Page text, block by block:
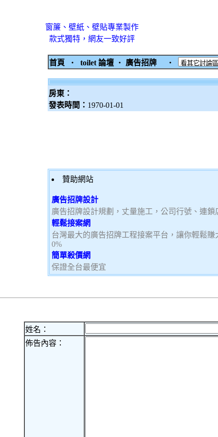
窗簾、壁紙、壁貼專業製作
款式獨特，網友一致好評
首頁 ‧ toilet 論壇 ‧ 廣告招牌 ‧
房東：
發表時間： 1970-01-01
贊助網站
廣告招牌設計
廣告招牌設計規劃，丈量施工，公司行號、連
輕鬆接案網
台灣最大的廣告招牌工程接案平台，讓你輕鬆
0%
簡單殺價網
保證全台最便宜
姓名：
佈告內容：